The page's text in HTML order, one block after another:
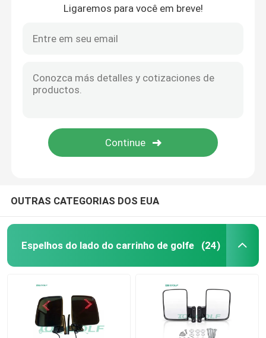
Ligaremos para você em breve!
OUTRAS CATEGORIAS DOS EUA
Espelhos do lado do carrinho de golfe (24)